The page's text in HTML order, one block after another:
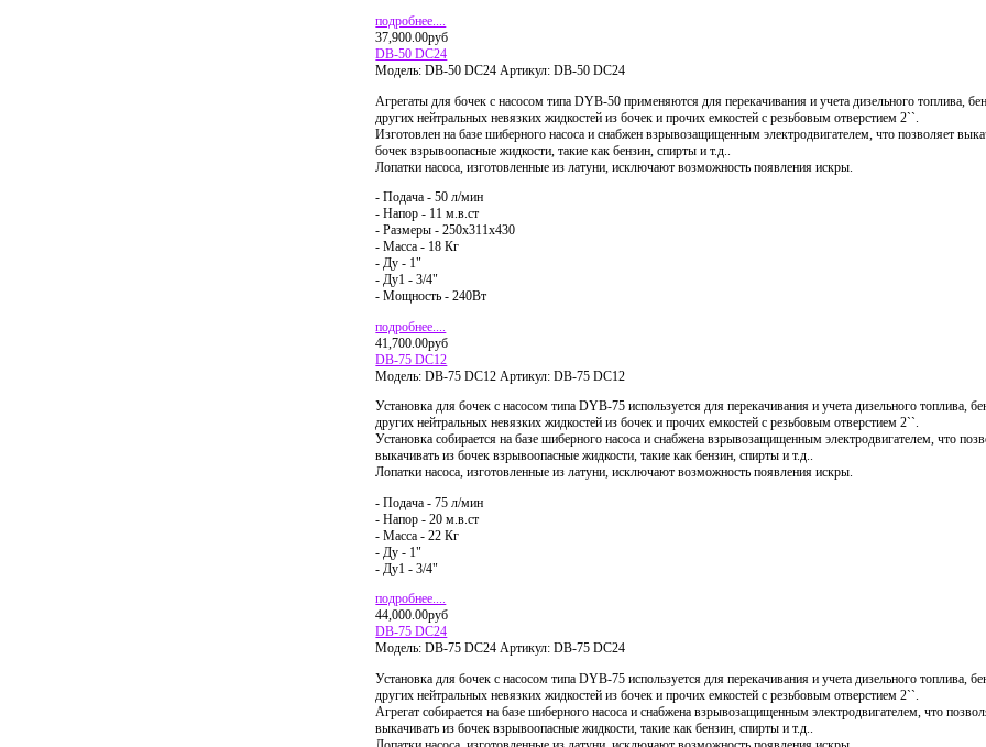
подробнее....
37,900.00руб
DB-50 DC24
Модель: DB-50 DC24Артикул: DB-50 DC24
Агрегаты для бочек с насосом типа DYB-50 применяются для перекачивания и учета дизельного топлива,
других нейтральных невязких жидкостей из бочек и прочих емкостей с резьбовым отверстием 2``.
Изготовлен на базе шиберного насоса и снабжен взрывозащищенным электродвигателем, что позволяет
бочек взрывоопасные жидкости, такие как бензин, спирты и т.д..
Лопатки насоса, изготовленные из латуни, исключают возможность появления искры.
- Подача - 50 л/мин
- Напор - 11 м.в.ст
- Размеры - 250х311х430
- Масса - 18 Кг
- Ду - 1"
- Ду1 - 3/4"
- Мощность - 240Вт
подробнее....
41,700.00руб
DB-75 DC12
Модель: DB-75 DC12 Артикул: DB-75 DC12
Установка для бочек с насосом типа DYB-75 используется для перекачивания и учета дизельного топлива,
других нейтральных невязких жидкостей из бочек и прочих емкостей с резьбовым отверстием 2``.
Установка собирается на базе шиберного насоса и снабжена взрывозащищенным электродвигателем, что
выкачивать из бочек взрывоопасные жидкости, такие как бензин, спирты и т.д..
Лопатки насоса, изготовленные из латуни, исключают возможность появления искры.
- Подача - 75 л/мин
- Напор - 20 м.в.ст
- Масса - 22 Кг
- Ду - 1"
- Ду1 - 3/4"
подробнее....
44,000.00руб
DB-75 DC24
Модель: DB-75 DC24Артикул: DB-75 DC24
Установка для бочек с насосом типа DYB-75 используется для перекачивания и учета дизельного топлива,
других нейтральных невязких жидкостей из бочек и прочих емкостей с резьбовым отверстием 2``.
Агрегат собирается на базе шиберного насоса и снабжена взрывозащищенным электродвигателем, что
выкачивать из бочек взрывоопасные жидкости, такие как бензин, спирты и т.д..